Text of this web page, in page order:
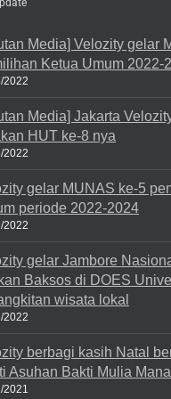
Media] Velozity gelar
Ketua Umum 2022-
2022
Media] Jakarta
HUT ke-8 nya
2022
gelar MUNAS ke-5
periode 2022-2024
2022
gelar Jambore
Baksos di DOES
wisata lokal
2022
berbagi kasih Natal
Asuhan Bakti Mulia
2021